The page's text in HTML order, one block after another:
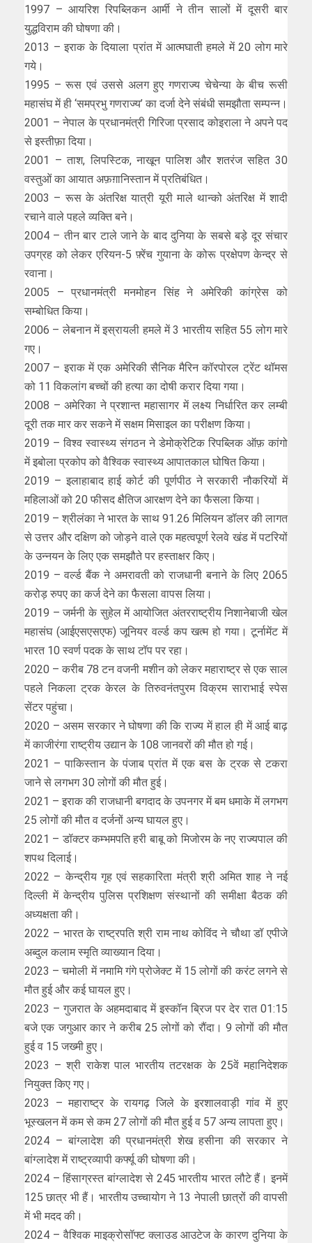
1997 – आयरिश रिपब्लिकन आर्मी ने तीन सालों में दूसरी बार
युद्धविराम की घोषणा की।
2013 – इराक के दियाला प्रांत में आत्मघाती हमले में 20 लोग मारे
गये।
1995 – रूस एवं उससे अलग हुए गणराज्य चेचेन्या के बीच रूसी
महासंघ में ही ‘समप्रभु गणराज्य’ का दर्जा देने संबंधी समझौता सम्पन्न।
2001 – नेपाल के प्रधानमंत्री गिरिजा प्रसाद कोइराला ने अपने पद
से इस्तीफ़ा दिया।
2001 – ताश, लिपस्टिक, नाखून पालिश और शतरंज सहित 30
वस्तुओं का आयात अफ़ग़ानिस्तान में प्रतिबंधित।
2003 – रूस के अंतरिक्ष यात्री यूरी माले थान्को अंतरिक्ष में शादी
रचाने वाले पहले व्यक्ति बने।
2004 – तीन बार टाले जाने के बाद दुनिया के सबसे बड़े दूर संचार
उपग्रह को लेकर एरियन-5 फ़्रेंच गुयाना के कोरू प्रक्षेपण केन्द्र से
रवाना।
2005 – प्रधानमंत्री मनमोहन सिंह ने अमेरिकी कांग्रेस को
सम्बोधित किया।
2006 – लेबनान में इस्रायली हमले में 3 भारतीय सहित 55 लोग मारे
गए।
2007 – इराक में एक अमेरिकी सैनिक मैरिन कॉरपोरल ट्रेंट थॉमस
को 11 विकलांग बच्चों की हत्या का दोषी करार दिया गया।
2008 – अमेरिका ने प्रशान्त महासागर में लक्ष्य निर्धारित कर लम्बी
दूरी तक मार कर सकने में सक्षम मिसाइल का परीक्षण किया।
2019 – विश्व स्वास्थ्य संगठन ने डेमोक्रेटिक रिपब्लिक ऑफ़ कांगो
में इबोला प्रकोप को वैश्विक स्वास्थ्य आपातकाल घोषित किया।
2019 – इलाहाबाद हाई कोर्ट की पूर्णपीठ ने सरकारी नौकरियों में
महिलाओं को 20 फीसद क्षैतिज आरक्षण देने का फैसला किया।
2019 – श्रीलंका ने भारत के साथ 91.26 मिलियन डॉलर की लागत
से उत्तर और दक्षिण को जोड़ने वाले एक महत्वपूर्ण रेलवे खंड में पटरियों
के उन्नयन के लिए एक समझौते पर हस्ताक्षर किए।
2019 – वर्ल्ड बैंक ने अमरावती को राजधानी बनाने के लिए 2065
करोड़ रुपए का कर्ज देने का फैसला वापस लिया।
2019 – जर्मनी के सुहेल में आयोजित अंतरराष्ट्रीय निशानेबाजी खेल
महासंघ (आईएसएसएफ) जूनियर वर्ल्ड कप खत्म हो गया। टूर्नामेंट में
भारत 10 स्वर्ण पदक के साथ टॉप पर रहा।
2020 – करीब 78 टन वजनी मशीन को लेकर महाराष्ट्र से एक साल
पहले निकला ट्रक केरल के तिरुवनंतपुरम विक्रम साराभाई स्पेस
सेंटर पहुंचा।
2020 – असम सरकार ने घोषणा की कि राज्य में हाल ही में आई बाढ़
में काजीरंगा राष्ट्रीय उद्यान के 108 जानवरों की मौत हो गई।
2021 – पाकिस्तान के पंजाब प्रांत में एक बस के ट्रक से टकरा
जाने से लगभग 30 लोगों की मौत हुई।
2021 – इराक की राजधानी बगदाद के उपनगर में बम धमाके में लगभग
25 लोगों की मौत व दर्जनों अन्य घायल हुए।
2021 – डॉक्टर कम्भमपति हरी बाबू को मिजोरम के नए राज्यपाल की
शपथ दिलाई।
2022 – केन्द्रीय गृह एवं सहकारिता मंत्री श्री अमित शाह ने नई
दिल्ली में केन्द्रीय पुलिस प्रशिक्षण संस्थानों की समीक्षा बैठक की
अध्यक्षता की।
2022 – भारत के राष्ट्रपति श्री राम नाथ कोविंद ने चौथा डॉ एपीजे
अब्दुल कलाम स्मृति व्याख्यान दिया।
2023 – चमोली में नमामि गंगे प्रोजेक्ट में 15 लोगों की करंट लगने से
मौत हुई और कई घायल हुए।
2023 – गुजरात के अहमदाबाद में इस्कॉन ब्रिज पर देर रात 01:15
बजे एक जगुआर कार ने करीब 25 लोगों को रौंदा। 9 लोगों की मौत
हुई व 15 जख्मी हुए।
2023 – श्री राकेश पाल भारतीय तटरक्षक के 25वें महानिदेशक
नियुक्त किए गए।
2023 – महाराष्ट्र के रायगढ़ जिले के इरशालवाड़ी गांव में हुए
भूस्खलन में कम से कम 27 लोगों की मौत हुई व 57 अन्य लापता हुए।
2024 – बांग्लादेश की प्रधानमंत्री शेख हसीना की सरकार ने
बांग्लादेश में राष्ट्रव्यापी कर्फ्यू की घोषणा की।
2024 – हिंसाग्रस्त बांग्लादेश से 245 भारतीय भारत लौटे हैं। इनमें
125 छात्र भी हैं। भारतीय उच्चायोग ने 13 नेपाली छात्रों की वापसी
में भी मदद की।
2024 – वैश्विक माइक्रोसॉफ्ट क्लाउड आउटेज के कारण दुनिया के